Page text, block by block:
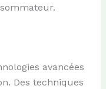
avancées
Des techniques